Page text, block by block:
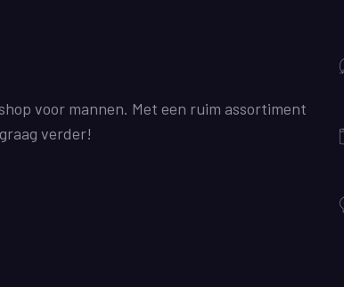
voor mannen. Met een ruim assortiment
verder!